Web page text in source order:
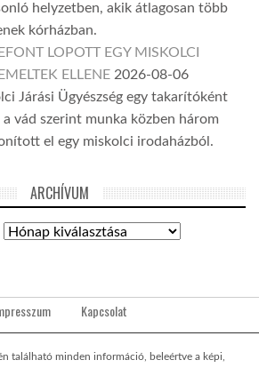
helyzetben, akik átlagosan több
kórházban.
LOPOTT EGY MISKOLCI
ELLENE 2026-08-06
Járási Ügyészség egy takarítóként
vád szerint munka közben három
el egy miskolci irodaházból.
ARCHÍVUM
Kapcsolat
található minden információ, beleértve a képi,